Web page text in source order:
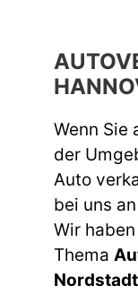
Wenn Sie
der
Auto
bei uns
Wir
Thema
Nordstadt